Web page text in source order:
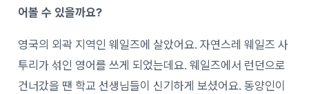
어볼 수 있을까요?
영국의 외곽 지역인 웨일즈에 살았어요. 자연스레 웨일즈 사
투리가 섞인 영어를 쓰게 되었는데요. 웨일즈에서 런던으로
건너갔을 땐 학교 선생님들이 신기하게 보셨어요. 동양인이